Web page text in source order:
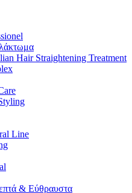
Hair Straightening Treatment
Line
& Εύθραυστα